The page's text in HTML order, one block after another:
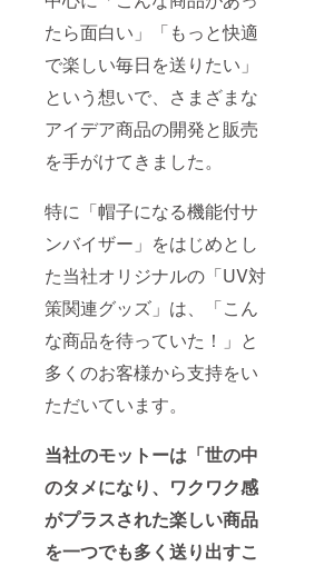
たら面白い」「もっと快適
で楽しい毎日を送りたい」
という想いで、さまざまな
アイデア商品の開発と販売
を手がけてきました。
特に「帽子になる機能付サ
ンバイザー」をはじめとし
た当社オリジナルの「UV対
策関連グッズ」は、「こん
な商品を待っていた！」と
多くのお客様から支持をい
ただいています。
当社のモットーは「世の中
のタメになり、ワクワク感
がプラスされた楽しい商品
を一つでも多く送り出すこ